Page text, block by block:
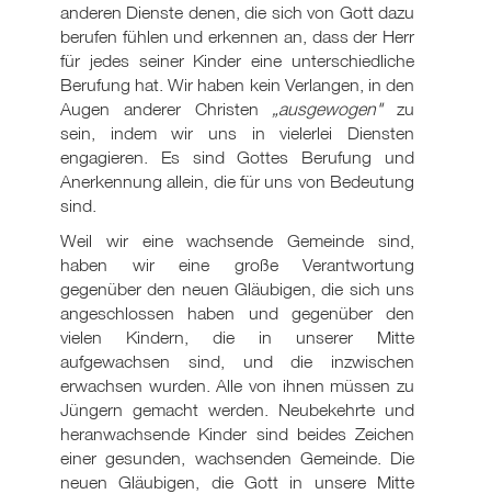
anderen Dienste denen, die sich von Gott dazu
berufen fühlen und erkennen an, dass der Herr
für jedes seiner Kinder eine unterschiedliche
Berufung hat. Wir haben kein Verlangen, in den
Augen anderer Christen „ausgewogen"zu
sein, indem wir uns in vielerlei Diensten
engagieren. Es sind Gottes Berufung und
Anerkennung allein, die für uns von Bedeutung
sind.
Weil wir eine wachsende Gemeinde sind,
haben wir eine große Verantwortung
gegenüber den neuen Gläubigen, die sich uns
angeschlossen haben und gegenüber den
vielen Kindern, die in unserer Mitte
aufgewachsen sind, und die inzwischen
erwachsen wurden. Alle von ihnen müssen zu
Jüngern gemacht werden. Neubekehrte und
heranwachsende Kinder sind beides Zeichen
einer gesunden, wachsenden Gemeinde. Die
neuen Gläubigen, die Gott in unsere Mitte